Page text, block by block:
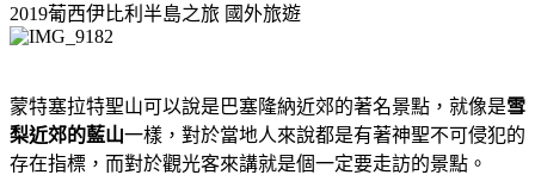
2019葡西伊比利半島之旅 國外旅遊
蒙特塞拉特聖山可以說是巴塞隆納近郊的著名景點，就像是雪
梨近郊的藍山一樣，對於當地人來說都是有著神聖不可侵犯的
存在指標，而對於觀光客來講就是個一定要走訪的景點。